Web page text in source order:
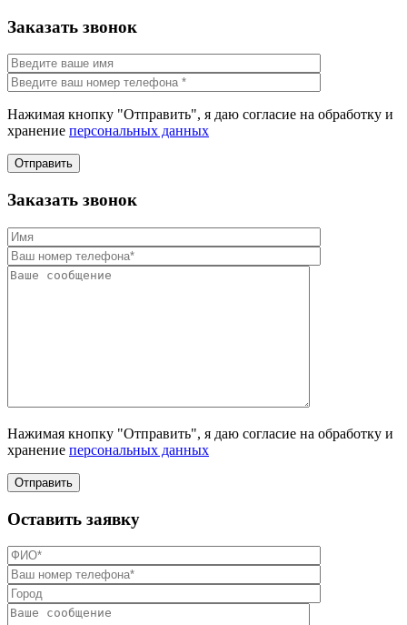
Заказать звонок
Нажимая кнопку "Отправить", я даю согласие на обработку и
хранение персональных данных
Отправить
Заказать звонок
Нажимая кнопку "Отправить", я даю согласие на обработку и
хранение персональных данных
Отправить
Оставить заявку